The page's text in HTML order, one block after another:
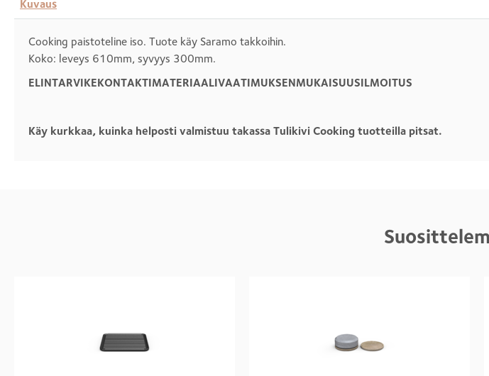
Kuvaus
Cooking paistoteline iso. Tuote käy Saramo takkoihin.
Koko: leveys 610mm, syvyys 300mm.
ELINTARVIKEKONTAKTIMATERIAALIVAATIMUKSENMUKAISUUSILMOITUS
Käy kurkkaa, kuinka helposti valmistuu takassa Tulikivi Cooking tuotteilla pitsat.